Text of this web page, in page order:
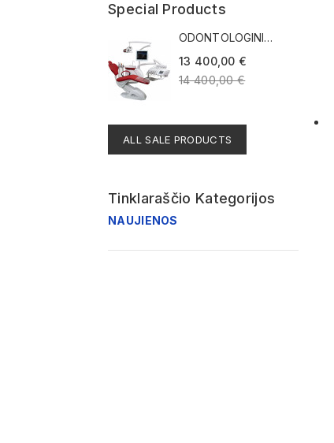
Special Products
ODONTOLOGINIS
13 400,00 €
14 400,00 €
ALL SALE PRODUCTS
Tinklaraščio Kategorijos
NAUJIENOS